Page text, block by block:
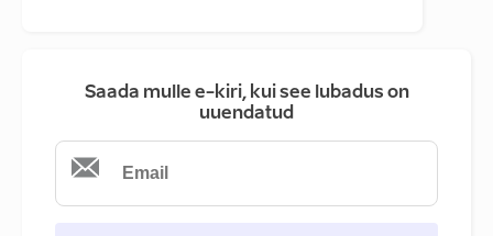
Saada mulle e-kiri, kui see lubadus on
uuendatud